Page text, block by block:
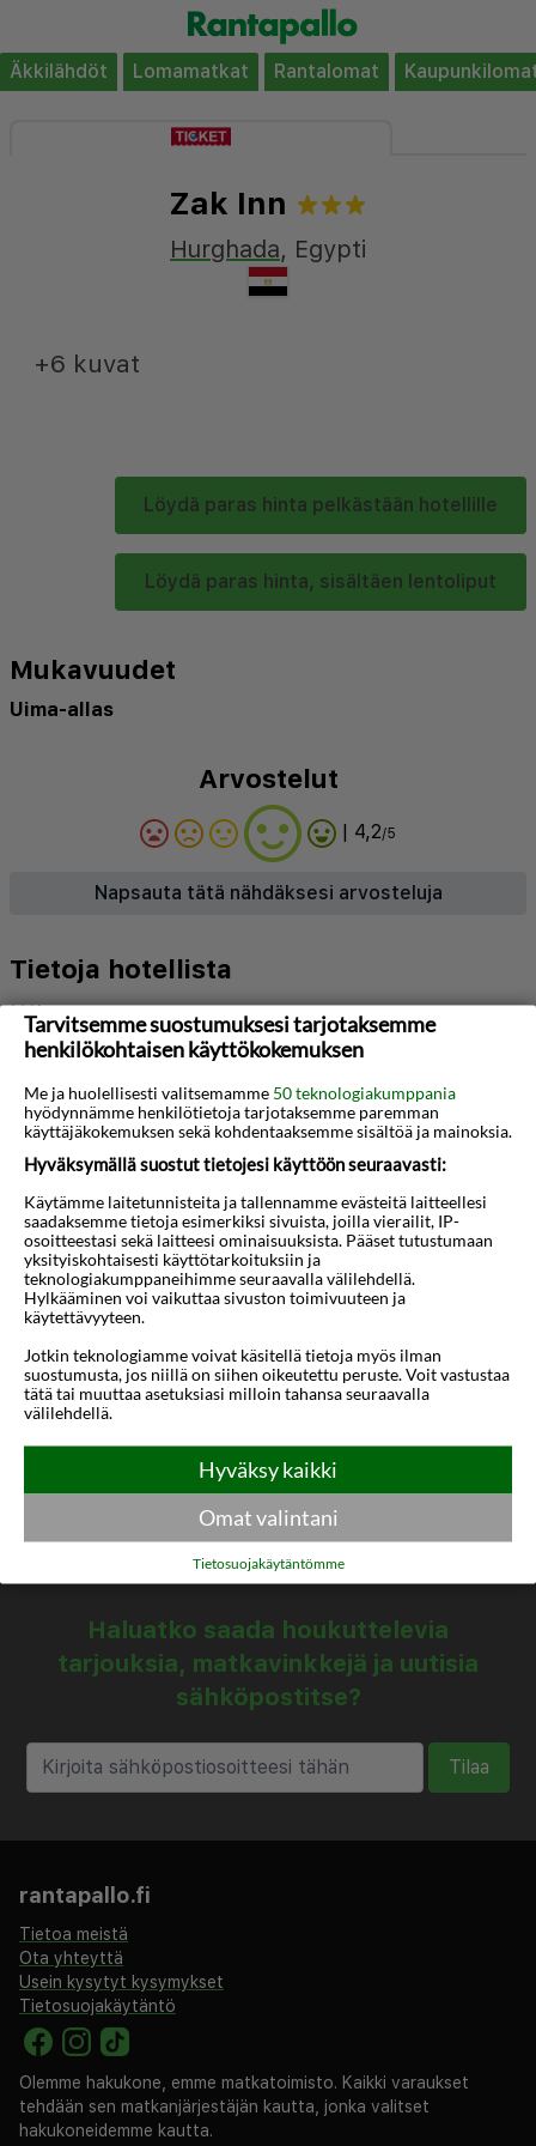
Äkkilähdöt Lomamatkat Rantalomat
Zak Inn
Hurghada, Egypti
Löydä paras hinta pelkästään hotellille
Löydä paras hinta, sisältäen lentoliput
+6 kuvat
Mukavuudet
Uima-allas
Arvostelut
| 4,2/5
Napsauta tätä nähdäksesi arvosteluja
Tietoja hotellista
N/A
Kartta
Haluatko saada houkuttelevia
tarjouksia, matkavinkkejä ja uutisia
sähköpostitse?
Tilaa
rantapallo.fi
Tietoa meistä
Ota yhteyttä
Usein kysytyt kysymykset
Tietosuojakäytäntö
Olemme hakukone, emme matkatoimisto. Kaikki varaukset
tehdään sen matkanjärjestäjän kautta, jonka valitset
hakukoneidemme kautta.
Tarvitsemme suostumuksesi tarjotaksemme
henkilökohtaisen käyttökokemuksen
Me ja huolellisesti valitsemamme 50 teknologiakumppania
hyödynnämme henkilötietoja tarjotaksemme paremman
käyttäjäkokemuksen sekä kohdentaaksemme sisältöä ja mainoksia.
Hyväksymällä suostut tietojesi käyttöön seuraavasti:
Käytämme laitetunnisteita ja tallennamme evästeitä laitteellesi
saadaksemme tietoja esimerkiksi sivuista, joilla vierailit, IP-
osoitteestasi sekä laitteesi ominaisuuksista. Pääset tutustumaan
yksityiskohtaisesti käyttötarkoituksiin ja
teknologiakumppaneihimme seuraavalla välilehdellä.
Hylkääminen voi vaikuttaa sivuston toimivuuteen ja
käytettävyyteen.
Jotkin teknologiamme voivat käsitellä tietoja myös ilman
suostumusta, jos niillä on siihen oikeutettu peruste. Voit vastustaa
tätä tai muuttaa asetuksiasi milloin tahansa seuraavalla
välilehdellä.
Hyväksy kaikki
Omat valintani
Tietosuojakäytäntömme